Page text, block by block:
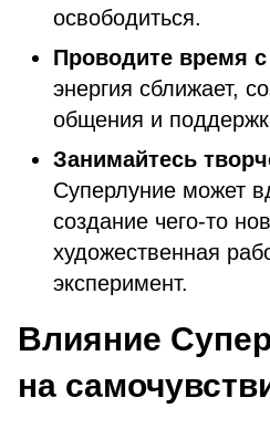
освободиться.
Проводите время
энергия сближает,
общения и
Занимайтесь
Суперлуние может
создание чего-то
художественная
эксперимент.
Влияние
на